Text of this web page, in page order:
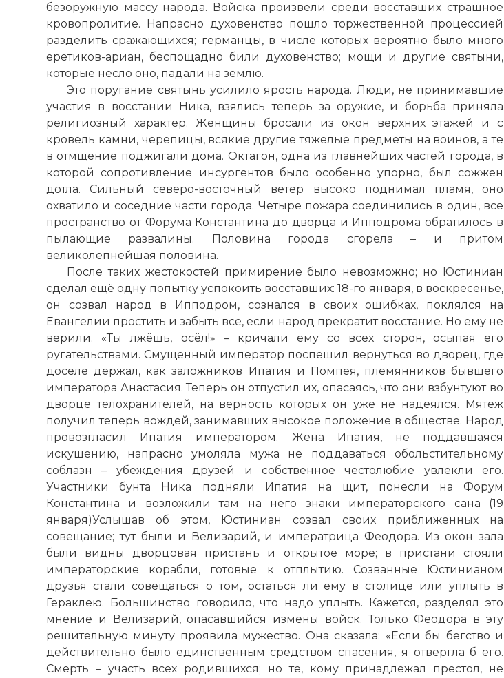
безоружную массу народа. Войска произвели среди восставших страшное
кровопролитие. Напрасно духовенство пошло торжественной процессией
разделить сражающихся; германцы, в числе которых вероятно было много
еретиков-ариан, беспощадно били духовенство; мощи и другие святыни,
которые несло оно, падали на землю.
Это поругание святынь усилило ярость народа. Люди, не принимавшие
участия в восстании Ника, взялись теперь за оружие, и борьба приняла
религиозный характер. Женщины бросали из окон верхних этажей и с
кровель камни, черепицы, всякие другие тяжелые предметы на воинов, а те
в отмщение поджигали дома. Октагон, одна из главнейших частей города, в
которой сопротивление инсургентов было особенно упорно, был сожжен
дотла. Сильный северо-восточный ветер высоко поднимал пламя, оно
охватило и соседние части города. Четыре пожара соединились в один, все
пространство от Форума Константина до дворца и Ипподрома обратилось в
пылающие развалины. Половина города сгорела – и притом
великолепнейшая половина.
После таких жестокостей примирение было невозможно; но Юстиниан
сделал ещё одну попытку успокоить восставших: 18-го января, в воскресенье,
он созвал народ в Ипподром, сознался в своих ошибках, поклялся на
Евангелии простить и забыть все, если народ прекратит восстание. Но ему не
верили. «Ты лжёшь, осёл!» – кричали ему со всех сторон, осыпая его
ругательствами. Смущенный император поспешил вернуться во дворец, где
доселе держал, как заложников Ипатия и Помпея, племянников бывшего
императора Анастасия. Теперь он отпустил их, опасаясь, что они взбунтуют во
дворце телохранителей, на верность которых он уже не надеялся. Мятеж
получил теперь вождей, занимавших высокое положение в обществе. Народ
провозгласил Ипатия императором. Жена Ипатия, не поддавшаяся
искушению, напрасно умоляла мужа не поддаваться обольстительному
соблазн – убеждения друзей и собственное честолюбие увлекли его.
Участники бунта Ника подняли Ипатия на щит, понесли на Форум
Константина и возложили там на него знаки императорского сана (19
января)Услышав об этом, Юстиниан созвал своих приближенных на
совещание; тут были и Велизарий, и императрица Феодора. Из окон зала
были видны дворцовая пристань и открытое море; в пристани стояли
императорские корабли, готовые к отплытию. Созванные Юстинианом
друзья стали совещаться о том, остаться ли ему в столице или уплыть в
Гераклею. Большинство говорило, что надо уплыть. Кажется, разделял это
мнение и Велизарий, опасавшийся измены войск. Только Феодора в эту
решительную минуту проявила мужество. Она сказала: «Если бы бегство и
действительно было единственным средством спасения, я отвергла б его.
Смерть – участь всех родившихся; но те, кому принадлежал престол, не
☓